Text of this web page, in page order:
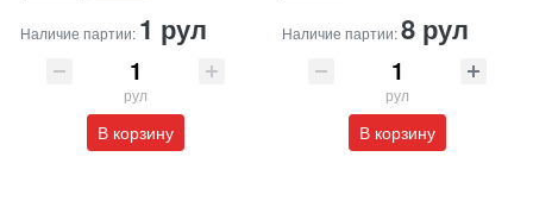
Наличие партии: 1 рул
рул
В корзину
Наличие партии:8 рул
рул
В корзину